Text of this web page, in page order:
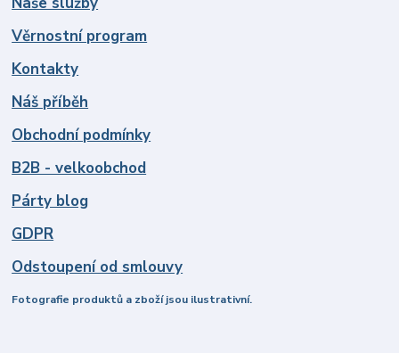
Věrnostní program
Kontakty
Náš příběh
Obchodní podmínky
B2B - velkoobchod
Párty blog
GDPR
Odstoupení od smlouvy
Fotografie produktů a zboží jsou ilustrativní.